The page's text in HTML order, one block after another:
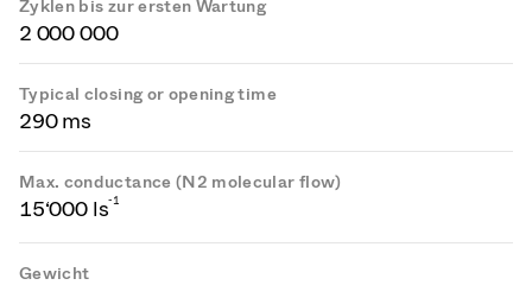
Zyklen bis zur ersten Wartung
2 000 000
Typical closing or opening time
290 ms
Max. conductance (N2 molecular flow)
15‘000 ls-1
Gewicht